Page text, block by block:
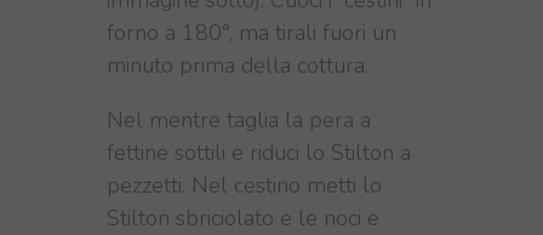
forno a 180°, ma tirali fuori un
minuto prima della cottura.
Nel mentre taglia la pera a
fettine sottili e riduci lo Stilton a
pezzetti. Nel cestino metti lo
Stilton sbriciolato e le noci e